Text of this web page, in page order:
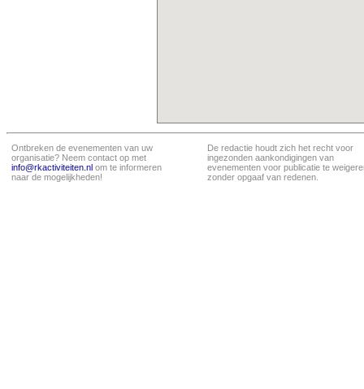
Ontbreken de evenementen van uw
organisatie? Neem contact op met
info@rkactiviteiten.nl om te informeren
naar de mogelijkheden!
De redactie houdt zich het recht voor
ingezonden aankondigingen van
evenementen voor publicatie te
zonder opgaaf van redenen.